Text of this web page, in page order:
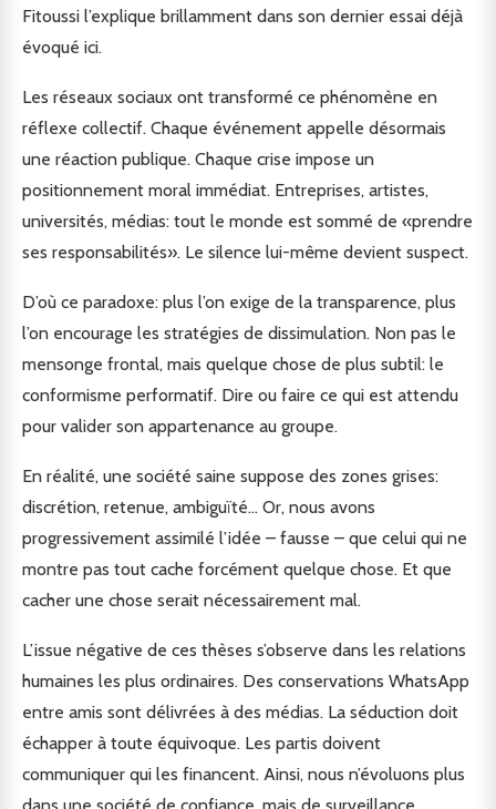
Fitoussi l’explique brillamment dans son dernier essai déjà
évoqué ici.
Les réseaux sociaux ont transformé ce phénomène en
réflexe collectif. Chaque événement appelle désormais
une réaction publique. Chaque crise impose un
positionnement moral immédiat. Entreprises, artistes,
universités, médias: tout le monde est sommé de «prendre
ses responsabilités». Le silence lui-même devient suspect.
D’où ce paradoxe: plus l’on exige de la transparence, plus
l’on encourage les stratégies de dissimulation. Non pas le
mensonge frontal, mais quelque chose de plus subtil: le
conformisme performatif. Dire ou faire ce qui est attendu
pour valider son appartenance au groupe.
En réalité, une société saine suppose des zones grises:
discrétion, retenue, ambiguïté… Or, nous avons
progressivement assimilé l’idée – fausse – que celui qui ne
montre pas tout cache forcément quelque chose. Et que
cacher une chose serait nécessairement mal.
L’issue négative de ces thèses s’observe dans les relations
humaines les plus ordinaires. Des conservations WhatsApp
entre amis sont délivrées à des médias. La séduction doit
échapper à toute équivoque. Les partis doivent
communiquer qui les financent. Ainsi, nous n’évoluons plus